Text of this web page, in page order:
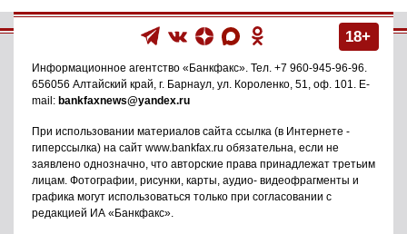
18+
Информационное агентство «Банкфакс». Тел. +7 960-945-96-96.
656056 Алтайский край, г. Барнаул, ул. Короленко, 51, оф. 101. E-
mail: bankfaxnews@yandex.ru
При использовании материалов сайта ссылка (в Интернете -
гиперссылка) на сайт www.bankfax.ru обязательна, если не
заявлено однозначно, что авторские права принадлежат третьим
лицам. Фотографии, рисунки, карты, аудио- видеофрагменты и
графика могут использоваться только при согласовании с
редакцией ИА «Банкфакс».